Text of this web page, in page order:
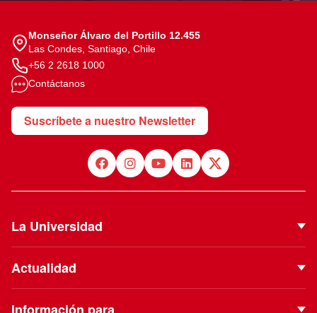
Monseñor Álvaro del Portillo 12.455
Las Condes, Santiago, Chile
+56 2 2618 1000
Contáctanos
Suscríbete a nuestro Newsletter
La Universidad
Proyecto Institucional
Actualidad